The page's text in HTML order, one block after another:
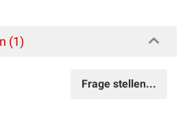
(1)
Frage stellen...